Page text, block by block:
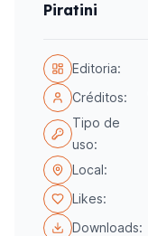
Piratini
Editoria:
Créditos:
Tipo de
uso:
Local:
Likes:
Downloads: